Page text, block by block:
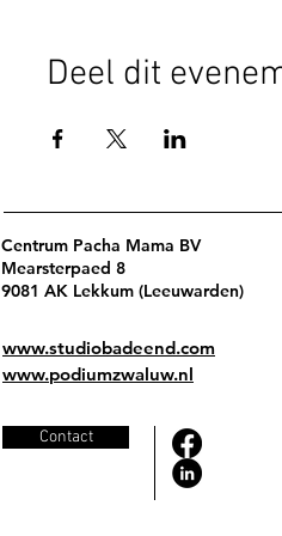
Deel dit
Centrum Pacha Mama BV
Mearsterpaed 8
9081 AK Lekkum (Leeuwarden)
www.studiobadeend.com
www.podiumzwaluw.nl
Contact